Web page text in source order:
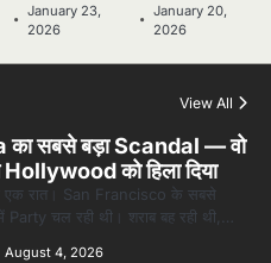
January 23,
2026
January 20,
2026
View All
का सबसे बड़ा Scandal — वो
को हिला दिया
एक रात। San Francisco के सबसे
Party चल रही थी। शराब बह रही थी,…
August 4, 2026